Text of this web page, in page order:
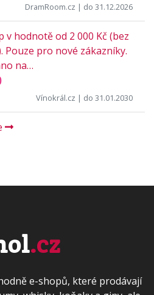
DramRoom.cz | do 31.12.2026
hodnotě od 2 000 Kč (bez
Pouze pro nové zákazníky.
na…
Vínokrál.cz | do 31.01.2030
.cz
e-shopů, které prodávají